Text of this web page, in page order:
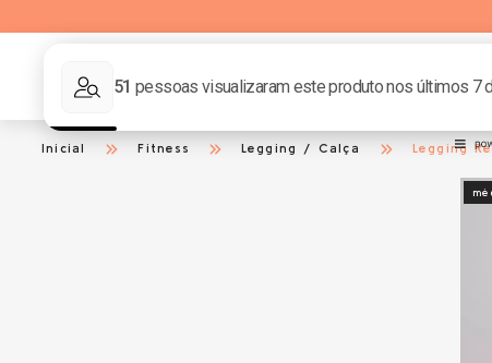
Fields
Inicial Fitness Legging / Calça Legging